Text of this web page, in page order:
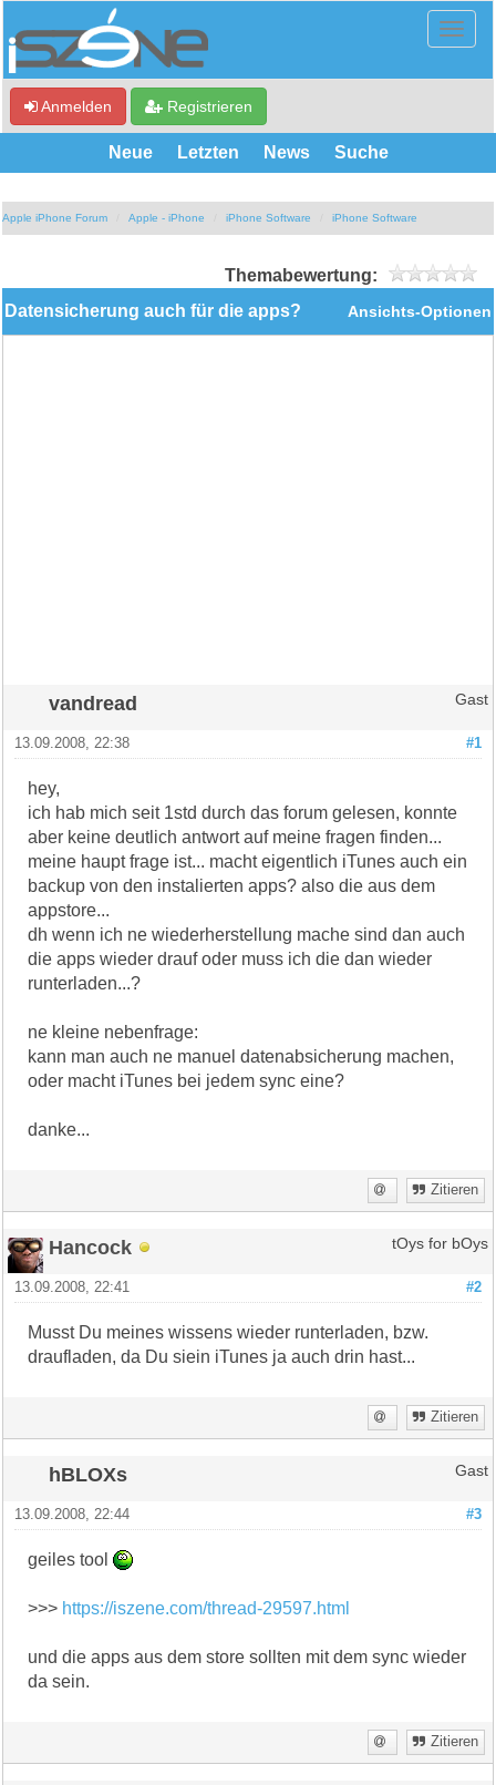
Anmelden Registrieren
Neue Letzten News Suche
Apple iPhone Forum Apple - iPhone iPhone Software iPhone Software
Themabewertung:
Ansichts-Optionen
Datensicherung auch für die apps?
vandread Gast
#1
13.09.2008, 22:38
hey,
ich hab mich seit 1std durch das forum gelesen, konnte
aber keine deutlich antwort auf meine fragen finden...
meine haupt frage ist... macht eigentlich iTunes auch ein
backup von den instalierten apps? also die aus dem
appstore...
dh wenn ich ne wiederherstellung mache sind dan auch
die apps wieder drauf oder muss ich die dan wieder
runterladen...?
ne kleine nebenfrage:
kann man auch ne manuel datenabsicherung machen,
oder macht iTunes bei jedem sync eine?
danke...
Zitieren
Hancock tOys for bOys
#2
13.09.2008, 22:41
Musst Du meines wissens wieder runterladen, bzw.
draufladen, da Du siein iTunes ja auch drin hast...
Zitieren
hBLOXs Gast
#3
13.09.2008, 22:44
geiles tool
>>> https://iszene.com/thread-29597.html
und die apps aus dem store sollten mit dem sync wieder
da sein.
Zitieren